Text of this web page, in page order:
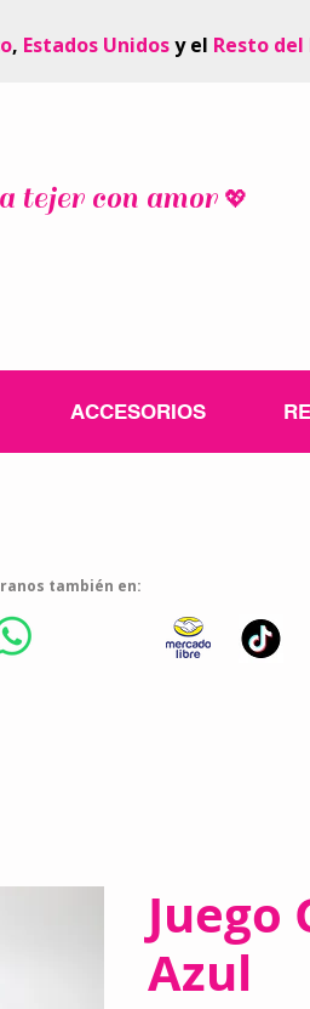
, Estados Unidosy el Resto del
tejer con amor 💖
ACCESORIOS
también en:
Juego
Azul